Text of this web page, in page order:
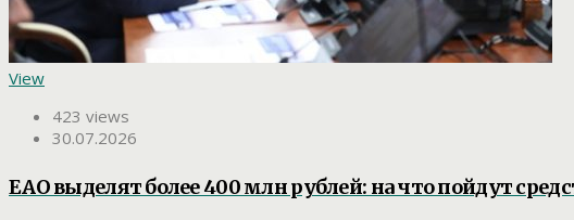
View
423 views
30.07.2026
ЕАО выделят более 400 млн рублей: на что пойдут